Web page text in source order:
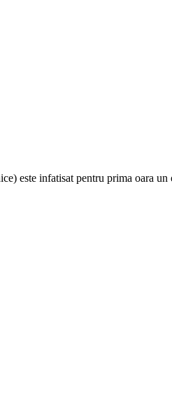
este infatisat pentru prima oara